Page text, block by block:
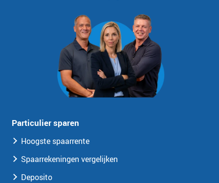
Particulier sparen
Hoogste spaarrente
Spaarrekeningen vergelijken
Deposito